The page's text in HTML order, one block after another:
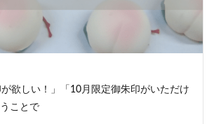
が欲しい！」「10月限定御朱印がいただけ
ことで